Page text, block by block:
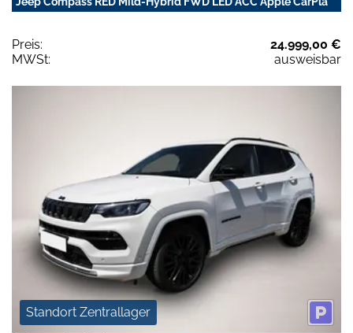
Preis:
24.999,00 €
MWSt:
ausweisbar
Standort Zentrallager